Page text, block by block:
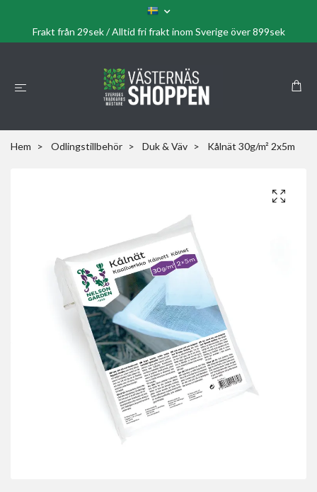
Frakt från 29sek / Alltid fri frakt inom Sverige över 899sek
Hem Odlingstillbehör Duk & Väv Kålnät 30g/m² 2x5m